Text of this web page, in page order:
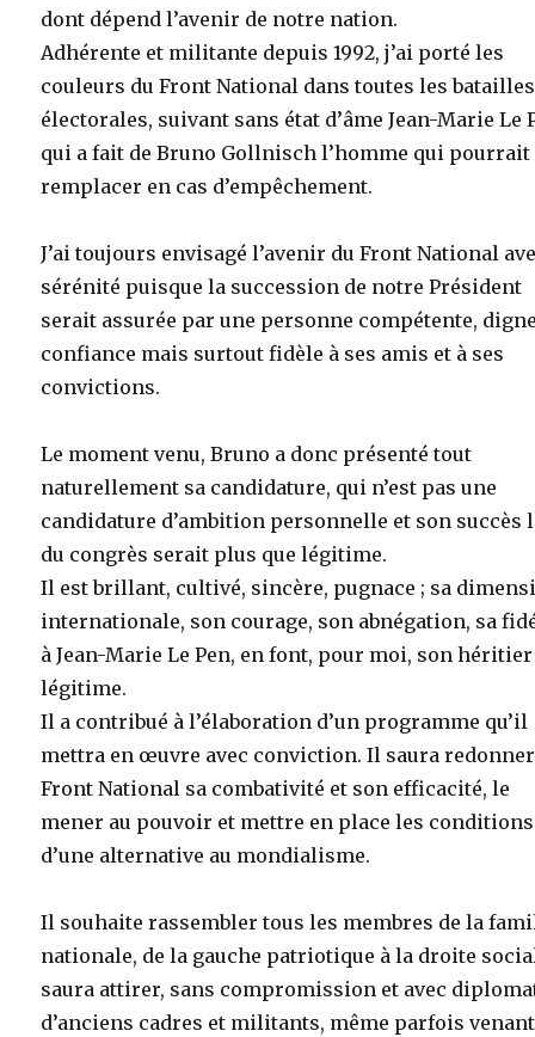
dont dépend l’avenir de notre nation.
Adhérente et militante depuis 1992, j’ai porté les
couleurs du Front National dans toutes les batailles
électorales, suivant sans état d’âme Jean-Marie Le
qui a fait de Bruno Gollnisch l’homme qui pourrait
remplacer en cas d’empêchement.
J’ai toujours envisagé l’avenir du Front National
sérénité puisque la succession de notre Président
serait assurée par une personne compétente,
confiance mais surtout fidèle à ses amis et à ses
convictions.
Le moment venu, Bruno a donc présenté tout
naturellement sa candidature, qui n’est pas une
candidature d’ambition personnelle et son succès
du congrès serait plus que légitime.
Il est brillant, cultivé, sincère, pugnace ; sa
internationale, son courage, son abnégation, sa
à Jean-Marie Le Pen, en font, pour moi, son héritier
légitime.
Il a contribué à l’élaboration d’un programme qu’il
mettra en œuvre avec conviction. Il saura
Front National sa combativité et son efficacité, le
mener au pouvoir et mettre en place les conditions
d’une alternative au mondialisme.
Il souhaite rassembler tous les membres de la
nationale, de la gauche patriotique à la droite
saura attirer, sans compromission et avec
d’anciens cadres et militants, même parfois venant